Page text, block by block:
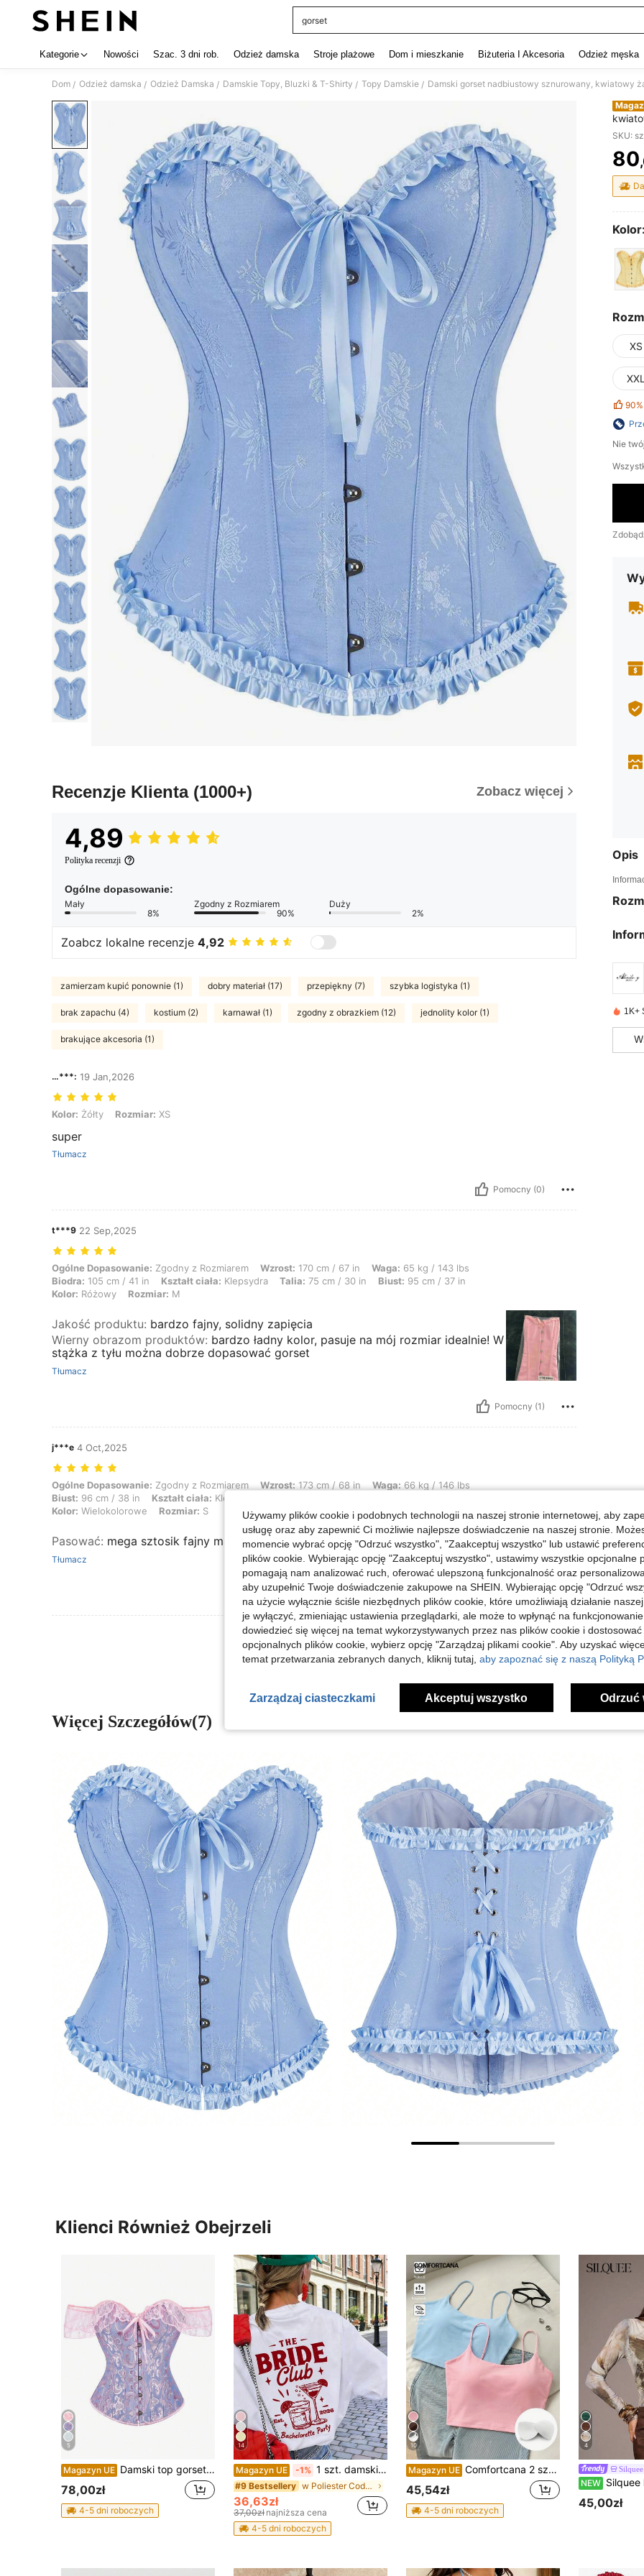
gorset
Kategorie Nowości Szac. 3 dni rob. Odzież damska Stroje plażowe Dom i mieszkanie Biżuteria I Akcesoria Odzież męska
Dom / Odzież damska / Odzież Damska / Damskie Topy, Bluzki & T-Shirty / Topy Damskie /
Recenzje Klienta (1000+) Zobacz więcej
4,89
Polityka recenzji
Ogólne dopasowanie:
Mały
8%
Zgodny z Rozmiarem
90%
Duży
2%
Zoabcz lokalne recenzje 4,92
zamierzam kupić ponownie (1) dobry materiał (17) przepiękny (7) szybka logistyka (1)
brak zapachu (4) kostium (2) karnawał (1) zgodny z obrazkiem (12) jednolity kolor (1)
brakujące akcesoria (1)
…***: 19 Jan,2026
Kolor: Żółty, Rozmiar: XS
Kolor: Żółty Rozmiar: XS
super
Tłumacz
Pomocny (0)
t***9 22 Sep,2025
Ogólne Dopasowanie: Zgodny z Rozmiarem, Wzrost: 170 cm / 67 in, Waga: 65 kg / 143 lbs, Biodra: 105 cm / 41 in, Kształt ciała: Klepsydra, Talia: 75
Ogólne Dopasowanie: Zgodny z Rozmiarem Wzrost: 170 cm / 67 in Waga: 65 kg / 143 lbs
Biodra: 105 cm / 41 in Kształt ciała: Klepsydra Talia: 75 cm / 30 in Biust: 95 cm / 37 in
Kolor: Różowy Rozmiar: M
Jakość produktu: bardzo fajny, solidny zapięcia
Wierny obrazom produktów: bardzo ładny kolor, pasuje na mój rozmiar idealnie! W
stążka z tyłu można dobrze dopasować gorset
Tłumacz
Pomocny (1)
j***e 4 Oct,2025
Ogólne Dopasowanie: Zgodny z Rozmiarem, Wzrost: 173 cm / 68 in, Waga: 66 kg / 146 lbs, Biust: 96 cm / 38 in, Kształt ciała: Klepsydra, Talia: 78
Ogólne Dopasowanie: Zgodny z Rozmiarem Wzrost: 173 cm / 68 in Waga: 66 kg / 146 lbs
Biust: 96 cm / 38 in Kształt ciała: Klepsydra
Kolor: Wielokolorowe Rozmiar: S
Pasować: mega sztosik fajny materiał spoko wszystko ładnie trzyma polecam!!!!!
Tłumacz
Pomocny (1)
Zobacz Więcej Opinii
SKU:
80
Kolor:
XS
XXL
90%
Nie
Opis
1K+
Więcej Szczegółów(7)
Klienci Również Obejrzeli
5
Magazyn UE Damski top gorsetowy z odkrytymi ramionami z żakardu, z koronkowymi ramiączkami, w stylu pałacowym, modelujący, topy, top gorsetowy, kostium na Halloween, letni
78,00zł
4-5 dni roboczych
14
Magazyn UE -1% 1 szt. damski letni luźny T-shirt z krótkim rękawem, Bride Club, z nadrukiem graficznym na wieczór panieński, uroczy top, elegancki casualowy strój letni dla kobiet na wakacje i festiwal, biały
#9 Bestsellery w Poliester Codzienne koszulki
36,63zł
37,00zł najniższa cena
4-5 dni roboczych
10
Magazyn UE Comfortcana 2 sztuki damskiego swobodnego, bezszwowego, krótkiego topu na ramiączkach, lato/jesień
45,54zł
4-5 dni roboczych
4
Silquee
NEW Silquee Damski dopasowany casualowy top z odkrytymi
45,00zł
Używamy plików cookie i podobnych technologii na naszej stronie internetowej, aby
usługę oraz aby zapewnić Ci możliwie najlepsze doświadczenie na naszej stronie.
momencie wybrać opcję "Odrzuć wszystko", "Zaakceptuj wszystko" lub ustawić
plików cookie. Wybierając opcję "Zaakceptuj wszystko", ustawimy wszystkie opcjonalne
pomagają nam analizować ruch, oferować ulepszoną funkcjonalność oraz
aby uzupełnić Twoje doświadczenie zakupowe na SHEIN. Wybierając opcję "Odrzuć
na użycie wyłącznie ściśle niezbędnych plików cookie, które umożliwiają działanie
je wyłączyć, zmieniając ustawienia przeglądarki, ale może to wpłynąć na
dowiedzieć się więcej na temat wykorzystywanych przez nas plików cookie i
opcjonalnych plików cookie, wybierz opcję "Zarządzaj plikami cookie". Aby uzyskać
temat przetwarzania zebranych danych, kliknij tutaj, aby zapoznać się z naszą Polityką
Zarządzaj ciasteczkami Akceptuj wszystko Odrzuć